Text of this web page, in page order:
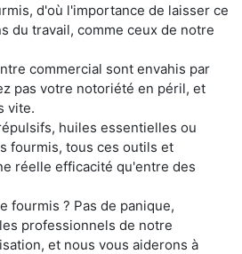
d'où l'importance de laisser ce
du travail, comme ceux de notre
commercial sont envahis par
pas votre notoriété en péril, et
vite.
huiles essentielles ou
fourmis, tous ces outils et
réelle efficacité qu'entre des
fourmis ? Pas de panique,
professionnels de notre
et nous vous aiderons à